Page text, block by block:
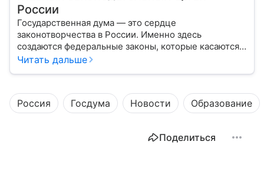
России
Государственная дума — это сердце
законотворчества в России. Именно здесь
создаются федеральные законы, которые касаются
жизни каждого гражданина: от образования и
Читать дальше
Россия Госдума Новости Образование
Поделиться